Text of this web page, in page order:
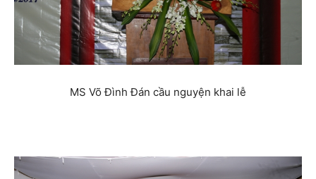
MS Võ Đình Đán cầu nguyện khai lễ